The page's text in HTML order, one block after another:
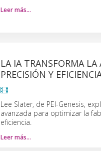
Leer más…
LA IA TRANSFORMA
PRECISIÓN Y
Lee Slater, de PEI-Genesis,
avanzada para optimizar la
eficiencia.
Leer más…